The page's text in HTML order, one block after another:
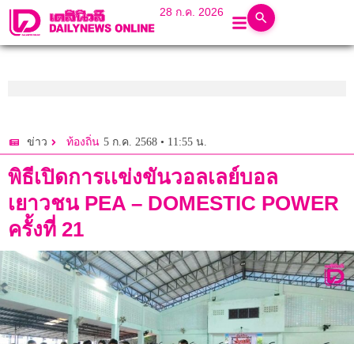
28 ก.ค. 2026
ข่าว ท้องถิ่น 5 ก.ค. 2568 • 11:55 น.
พิธีเปิดการเเข่งขันวอลเลย์บอล
เยาวชน PEA – DOMESTIC POWER
ครั้งที่ 21